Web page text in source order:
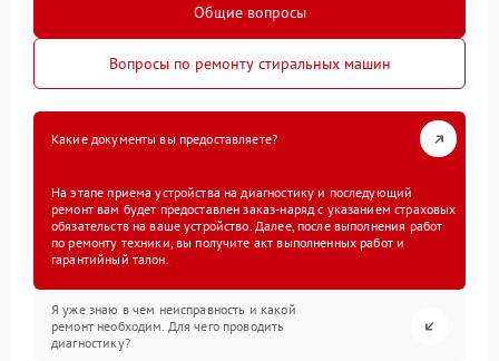
Общие вопросы
Вопросы по ремонту стиральных машин
Какие документы вы предоставляете?
На этапе приема устройства на диагностику и последующий
ремонт вам будет предоставлен заказ-наряд с указанием страховых
обязательств на ваше устройство. Далее, после выполнения работ
по ремонту техники, вы получите акт выполненных работ и
гарантийный талон.
Я уже знаю в чем неисправность и какой
ремонт необходим. Для чего проводить
диагностику?